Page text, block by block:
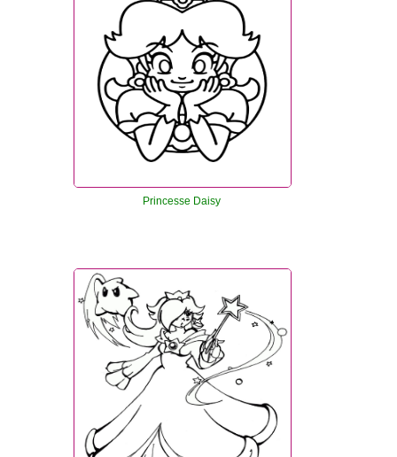
Princesse Daisy